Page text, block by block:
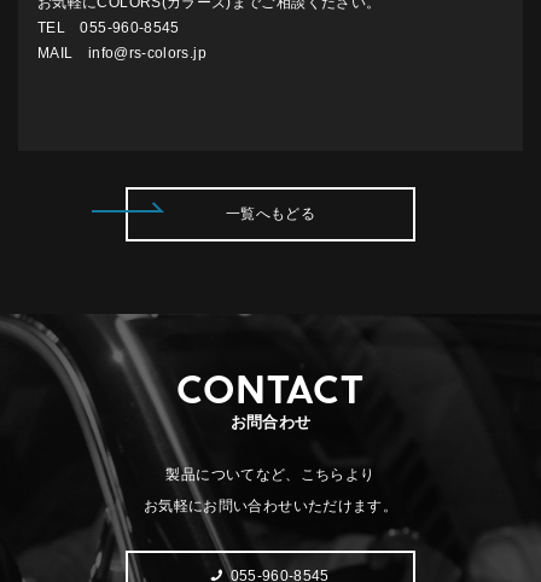
TEL 055-960-8545
MAIL info@rs-colors.jp
一覧へもどる
CONTACT
お問合わせ
製品についてなど、こちらより
お気軽にお問い合わせいただけます。
055-960-8545